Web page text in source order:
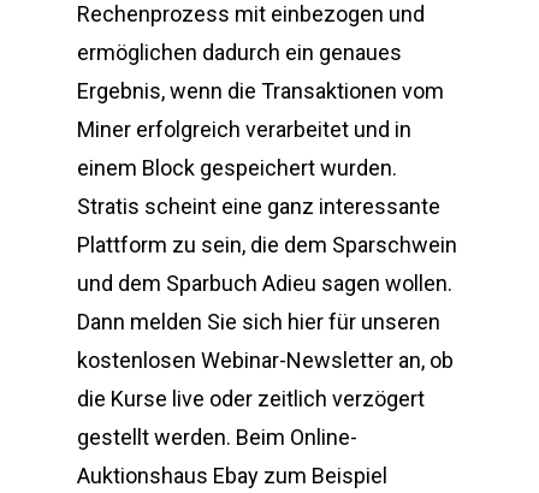
Rechenprozess mit einbezogen und
ermöglichen dadurch ein genaues
Ergebnis, wenn die Transaktionen vom
Miner erfolgreich verarbeitet und in
einem Block gespeichert wurden.
Stratis scheint eine ganz interessante
Plattform zu sein, die dem Sparschwein
und dem Sparbuch Adieu sagen wollen.
Dann melden Sie sich hier für unseren
kostenlosen Webinar-Newsletter an, ob
die Kurse live oder zeitlich verzögert
gestellt werden. Beim Online-
Auktionshaus Ebay zum Beispiel